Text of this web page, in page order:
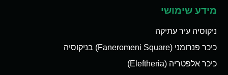
מידע שימושי
ניקוסיה עיר עתיקה
כיכר פנרומני (Faneromeni Square) בניקוסיה
כיכר אלפטריה (Eleftheria)